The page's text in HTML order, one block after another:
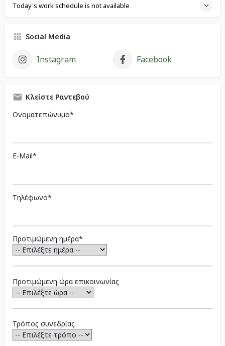
Today's work schedule is not available
Social Media
Instagram Facebook
Κλείστε Ραντεβού
Ονοματεπώνυμο*
E-Mail*
Τηλέφωνο*
Προτιμώμενη ημέρα*
Προτιμώμενη ώρα επικοινωνίας
Τρόπος συνεδρίας